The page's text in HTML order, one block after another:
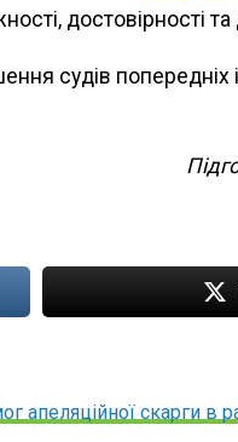
достовірності та
судів попередніх
скарги в